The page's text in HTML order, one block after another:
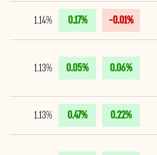
-0.01%
0.17%
1.14%
0.06%
0.05%
1.13%
0.22%
0.47%
1.13%